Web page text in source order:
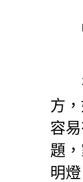
在
方
容
題
明燈